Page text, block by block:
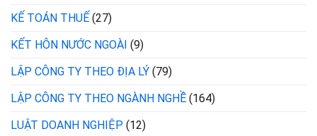
KẾ TOÁN THUẾ (27)
KẾT HÔN NƯỚC NGOÀI (9)
LẬP CÔNG TY THEO ĐỊA LÝ (79)
LẬP CÔNG TY THEO NGÀNH NGHỀ (164)
LUẬT DOANH NGHIỆP (12)